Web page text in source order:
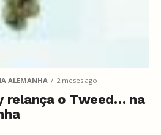
ALEMANHA 2 meses ago
relança o Tweed… na